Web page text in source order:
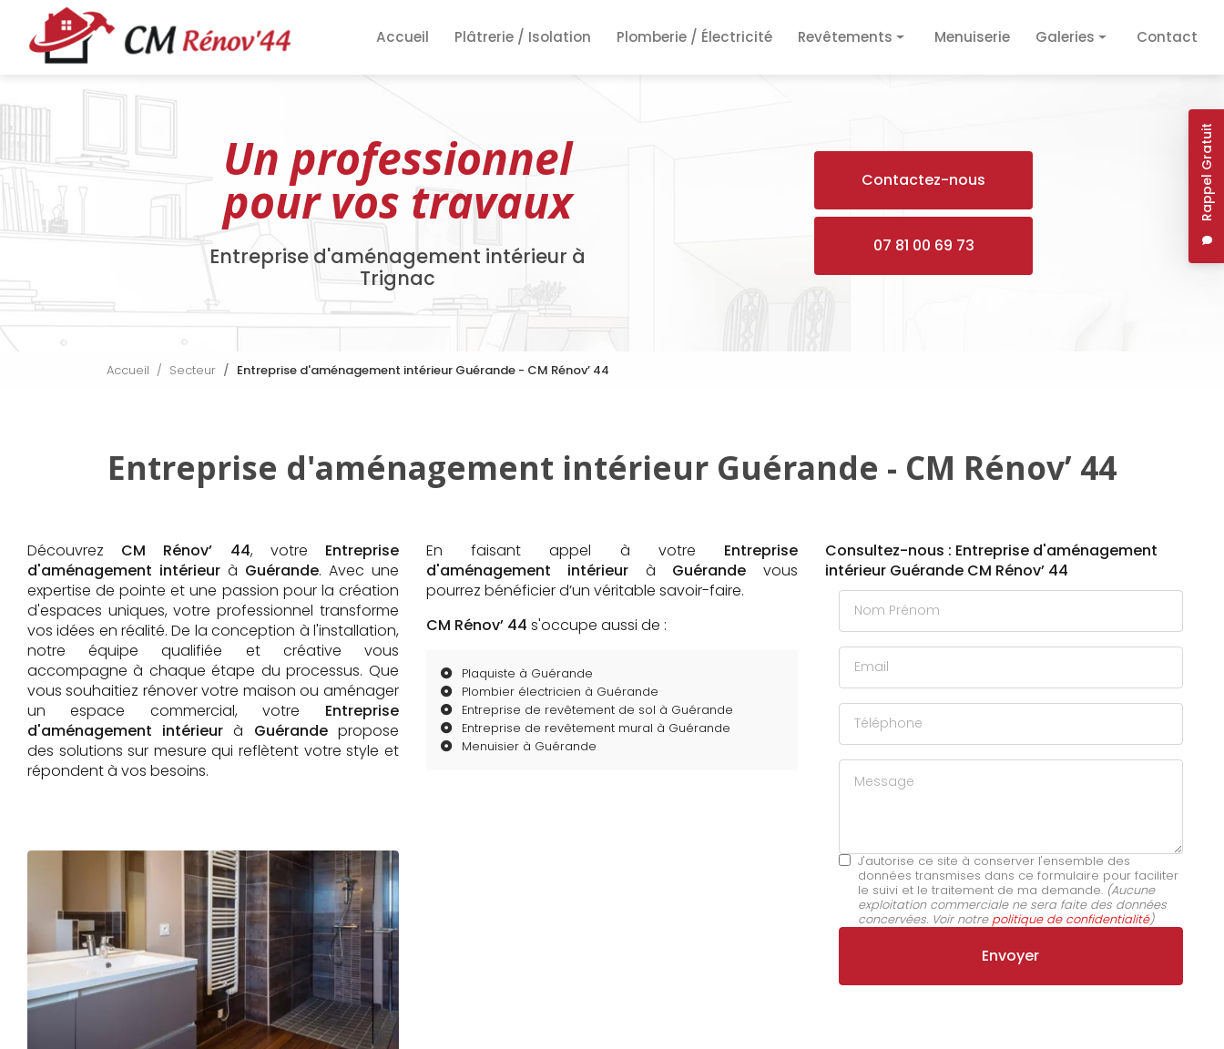
contenu
principal
Rappel Gratuit
Accueil Plâtrerie / Isolation Plomberie / Électricité Revêtements Menuiserie Galeries Contact
Un professionnel
pour vos travaux
Entreprise d'aménagement intérieur à
Trignac
Contactez-nous
07 81 00 69 73
Accueil Secteur Entreprise d'aménagement intérieur Guérande - CM Rénov’ 44
Entreprise d'aménagement intérieur Guérande - CM Rénov’ 44
Découvrez CM Rénov’ 44, votre Entreprise
d'aménagement intérieur à Guérande. Avec une
expertise de pointe et une passion pour la création
d'espaces uniques, votre professionnel transforme
vos idées en réalité. De la conception à l'installation,
notre équipe qualifiée et créative vous
accompagne à chaque étape du processus. Que
vous souhaitiez rénover votre maison ou aménager
un espace commercial, votre Entreprise
d'aménagement intérieur à Guérandepropose
des solutions sur mesure qui reflètent votre style et
répondent à vos besoins.
En faisant appel à votre Entreprise
d'aménagement intérieur à Guérande vous
pourrez bénéficier d’un véritable savoir-faire.
CM Rénov’ 44 s'occupe aussi de :
Plaquiste à Guérande
Plombier électricien à Guérande
Entreprise de revêtement de sol à Guérande
Entreprise de revêtement mural à Guérande
Menuisier à Guérande
Consultez-nous : Entreprise d'aménagement
intérieur Guérande CM Rénov’ 44
Nom Prénom
Email
Téléphone
Message
J'autorise ce site à conserver l'ensemble des
données transmises dans ce formulaire pour faciliter
le suivi et le traitement de ma demande. (Aucune
exploitation commerciale ne sera faite des données
concervées. Voir notre politique de confidentialité)